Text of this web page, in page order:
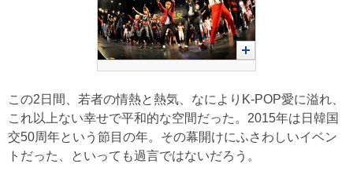
この2日間、若者の情熱と熱気、なによりK-POP愛に溢れ、
これ以上ない幸せで平和的な空間だった。2015年は日韓国
交50周年という節目の年。その幕開けにふさわしいイベン
トだった、といっても過言ではないだろう。